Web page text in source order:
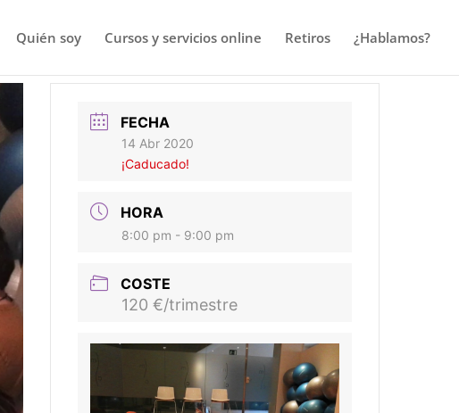
Quién soy Cursos y servicios online Retiros ¿Hablamos?
FECHA
14 Abr 2020
¡Caducado!
HORA
8:00 pm - 9:00 pm
COSTE
120 €/trimestre